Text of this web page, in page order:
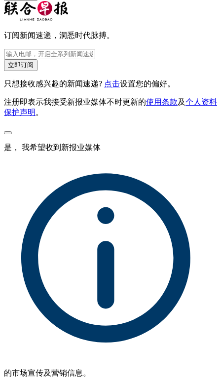
订阅新闻速递，洞悉时代脉搏。
立即订阅
只想接收感兴趣的新闻速递? 点击设置您的偏好。
注册即表示我接受新报业媒体不时更新的使用条款及个人资料
保护声明。
是， 我希望收到新报业媒体
的市场宣传及营销信息。